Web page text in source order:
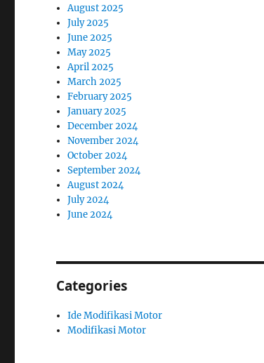
August 2025
July 2025
June 2025
May 2025
April 2025
March 2025
February 2025
January 2025
December 2024
November 2024
October 2024
September 2024
August 2024
July 2024
June 2024
Categories
Ide Modifikasi Motor
Modifikasi Motor